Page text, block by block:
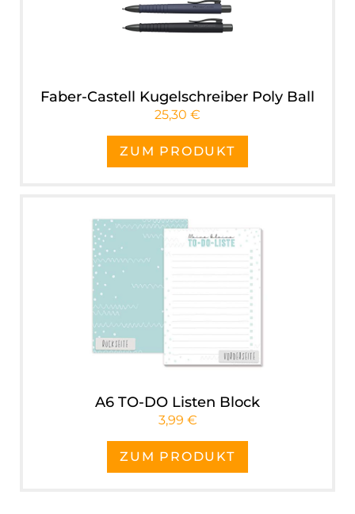
Faber-Castell Kugelschreiber Poly Ball
25,30 €
ZUM PRODUKT
A6 TO-DO Listen Block
3,99 €
ZUM PRODUKT